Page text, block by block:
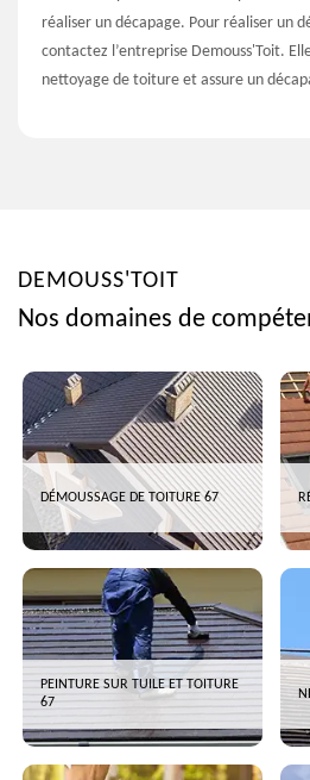
réaliser un décapage. Pour réaliser un
contactez l’entreprise Demouss'Toit.
nettoyage de toiture et assure un
DEMOUSS'TOIT
Nos domaines de
DÉMOUSSAGE DE TOITURE 67
PEINTURE SUR TUILE ET TOITURE
67